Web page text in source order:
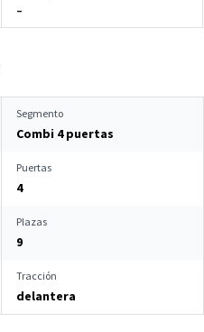
–
Segmento
Combi 4 puertas
Puertas
4
Plazas
9
Tracción
delantera